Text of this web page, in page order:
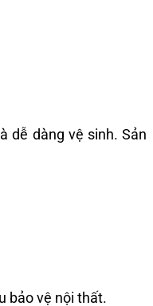
dễ dàng vệ sinh. Sản
bảo vệ nội thất.